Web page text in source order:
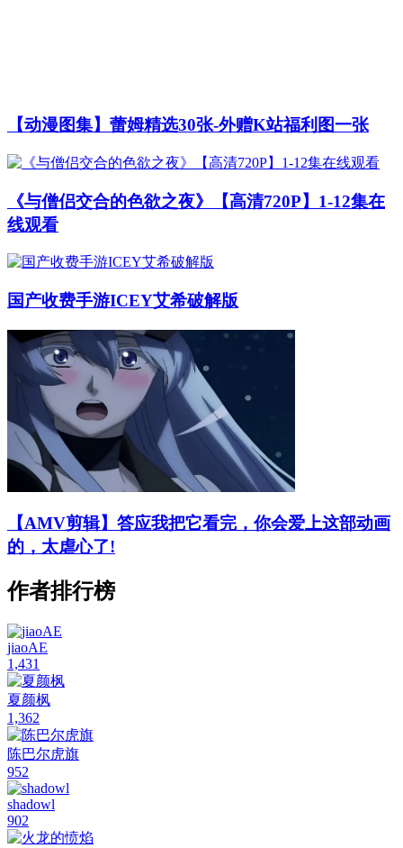
【动漫图集】蕾姆精选30张-外赠K站福利图一张
《与僧侣交合的色欲之夜》【高清720P】1-12集在
线观看
国产收费手游ICEY艾希破解版
【AMV剪辑】答应我把它看完，你会爱上这部动画
的，太虐心了!
作者排行榜
jiaoAE
1,431
夏颜枫
1,362
陈巴尔虎旗
952
shadowl
902